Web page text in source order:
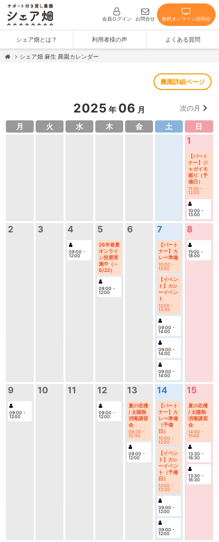
会員ログイン お問合せ 無料オンライン説明会
シェア畑とは？ 利用者様の声 よくある質問
シェア畑 麻生 農園カレンダー
農園詳細ページ
2025 年 06 月 次の月
月 火 水 木 金 土 日
1
【パート
ナー】ジ
ャガイモ
掘り（予
備日）
11:30 -
12:00
10:00 -
13:00
2 3 4
09:00 -
12:00
5
26年春夏
オンライ
ン投票実
施中（～
6/22）
09:00 -
12:00
6 7
【パート
ナー】カ
レー準備
10:00 -
12:00
【イベン
ト】カレ
ーイベン
ト
12:00 -
13:30
09:00 -
14:00
09:00 -
14:00
09:00 -
14:00
8
15:00 -
18:00
9
09:00 -
12:00
10 11 12
09:00 -
12:00
13
夏の収穫
/ 太陽熱
消毒講習
会
09:30 -
10:30
09:00 -
12:00
14
【パート
ナー】カ
レー準備
（予備
日）
10:00 -
12:00
【イベン
ト】カレ
ーイベン
ト（予備
日）
12:00 -
13:30
09:00 -
12:00
09:00 -
12:00
15
夏の収穫
/ 太陽熱
消毒講習
会
14:00 -
15:00
13:30 -
16:30
13:30 -
16:30